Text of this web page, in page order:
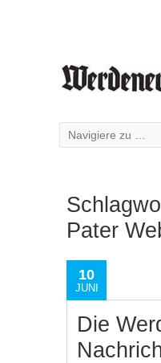
Pater
10
JUNI
Die